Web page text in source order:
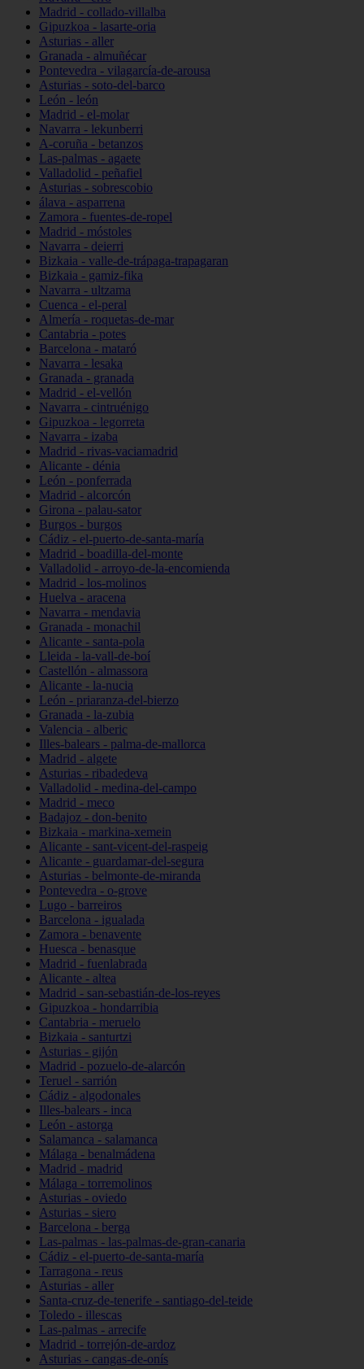
Madrid - collado-villalba
Gipuzkoa - lasarte-oria
Asturias - aller
Granada - almuñécar
Pontevedra - vilagarcía-de-arousa
Asturias - soto-del-barco
León - león
Madrid - el-molar
Navarra - lekunberri
A-coruña - betanzos
Las-palmas - agaete
Valladolid - peñafiel
Asturias - sobrescobio
álava - asparrena
Zamora - fuentes-de-ropel
Madrid - móstoles
Navarra - deierri
Bizkaia - valle-de-trápaga-trapagaran
Bizkaia - gamiz-fika
Navarra - ultzama
Cuenca - el-peral
Almería - roquetas-de-mar
Cantabria - potes
Barcelona - mataró
Navarra - lesaka
Granada - granada
Madrid - el-vellón
Navarra - cintruénigo
Gipuzkoa - legorreta
Navarra - izaba
Madrid - rivas-vaciamadrid
Alicante - dénia
León - ponferrada
Madrid - alcorcón
Girona - palau-sator
Burgos - burgos
Cádiz - el-puerto-de-santa-maría
Madrid - boadilla-del-monte
Valladolid - arroyo-de-la-encomienda
Madrid - los-molinos
Huelva - aracena
Navarra - mendavia
Granada - monachil
Alicante - santa-pola
Lleida - la-vall-de-boí
Castellón - almassora
Alicante - la-nucia
León - priaranza-del-bierzo
Granada - la-zubia
Valencia - alberic
Illes-balears - palma-de-mallorca
Madrid - algete
Asturias - ribadedeva
Valladolid - medina-del-campo
Madrid - meco
Badajoz - don-benito
Bizkaia - markina-xemein
Alicante - sant-vicent-del-raspeig
Alicante - guardamar-del-segura
Asturias - belmonte-de-miranda
Pontevedra - o-grove
Lugo - barreiros
Barcelona - igualada
Zamora - benavente
Huesca - benasque
Madrid - fuenlabrada
Alicante - altea
Madrid - san-sebastián-de-los-reyes
Gipuzkoa - hondarribia
Cantabria - meruelo
Bizkaia - santurtzi
Asturias - gijón
Madrid - pozuelo-de-alarcón
Teruel - sarrión
Cádiz - algodonales
Illes-balears - inca
León - astorga
Salamanca - salamanca
Málaga - benalmádena
Madrid - madrid
Málaga - torremolinos
Asturias - oviedo
Asturias - siero
Barcelona - berga
Las-palmas - las-palmas-de-gran-canaria
Cádiz - el-puerto-de-santa-maría
Tarragona - reus
Asturias - aller
Santa-cruz-de-tenerife - santiago-del-teide
Toledo - illescas
Las-palmas - arrecife
Madrid - torrejón-de-ardoz
Asturias - cangas-de-onís